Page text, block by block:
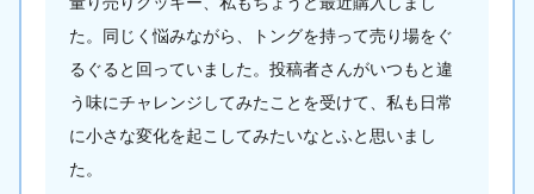
た。同じく悩みながら、トングを持って売り場をぐ
るぐると回っていました。投稿者さんがいつもと違
う味にチャレンジしてみたことを受けて、私も日常
に小さな変化を起こしてみたいなとふと思いまし
た。